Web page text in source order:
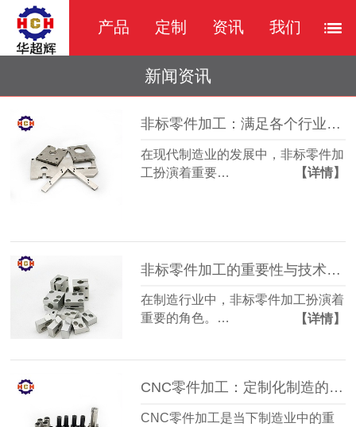
产品 定制 资讯 我们
新闻资讯
非标零件加工：满足各个行业的需求
在现代制造业的发展中，非标零件加
工扮演着重要…
【详情】
非标零件加工的重要性与技术解析
在制造行业中，非标零件加工扮演着
重要的角色。…
【详情】
CNC零件加工：定制化制造的不可或缺组成部分
CNC零件加工是当下制造业中的重